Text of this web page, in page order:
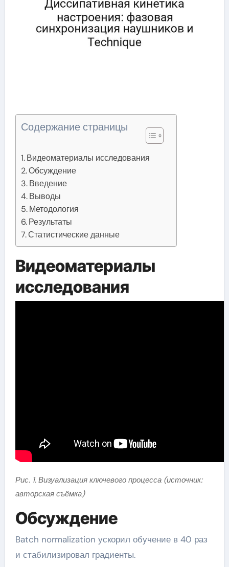
Содержание страницы
Видеоматериалы исследования
Обсуждение
Введение
Выводы
Методология
Результаты
Статистические данные
Видеоматериалы
исследования
Рис. 1. Визуализация ключевого процесса (источник:
авторская съёмка)
Обсуждение
Batch normalization ускорил обучение в 40 раз
и стабилизировал градиенты.